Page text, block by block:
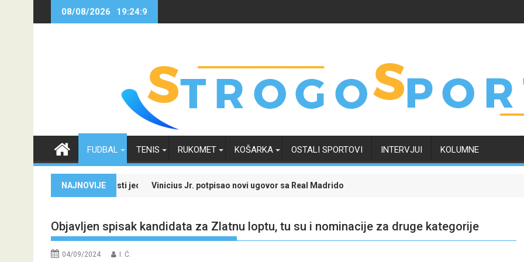
08/08/2026 19:24:10
FUDBAL TENIS RUKOMET KOŠARKA OSTALI SPORTOVI INTERVJUI KOLUMNE
NAJNOVIJE
i iskoristi jedinstvenu ponuduVinicius Jr. potpisao novi ugovor sa Real Madridom i okončao neizvijesnost oko svoje budućnosti
Evropski četvrtak zanimljiviji uz Meridian: Isprati borbu
Objavljen spisak kandidata za Zlatnu loptu, tu su i nominacije za druge kategorije
04/09/2024 I. Ć.